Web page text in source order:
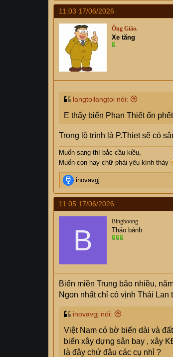
a
c
t
i
o
n
s
:
11:03 17/06/2026
Ông Giáo.
Xe tăng
langtoilangtoi nói:
E thấy biển Phan Thiết ổn
Trong lộ trình là P.Thiet sẽ có
Muốn sang thì bắc cầu kiều,
Muốn con hay chữ phải yêu kính thày
R
e
a
c
t
o
n
s
inovavgj
11:05 17/06/2026
B
Bingboong
Tháo bánh
Biển miền Trung bão nhiều,
Ngon nhất chỉ có vịnh Thái Lan
inovavgj nói:
Việt Nam có bờ biển dài và
biển xây dựng sân bay , xây
là đây chứ đâu các cụ nhỉ ?